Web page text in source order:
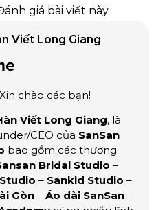
giá bài viết này
Viết Long Giang
chào các bạn!
Viết Long Giang, là
CEO của SanSan
bao gồm các thương
Bridal Studio –
– Sankid Studio –
Gòn – Áo dài SanSan –